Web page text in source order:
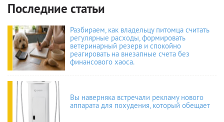
Последние статьи
Разбираем, как владельцу питомца считать
регулярные расходы, формировать
ветеринарный резерв и спокойно
реагировать на внезапные счета без
финансового хаоса.
Вы наверняка встречали рекламу нового
аппарата для похудения, который обещает